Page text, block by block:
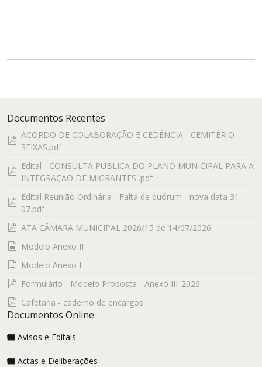
Documentos Recentes
pdf
ACORDO DE COLABORAÇÃO E CEDÊNCIA - CEMITÉRIO
SEIXAS.pdf
pdf
Edital - CONSULTA PÚBLICA DO PLANO MUNICIPAL PARA A
INTEGRAÇÃO DE MIGRANTES .pdf
pdf
Edital Reunião Ordinária - Falta de quórum - nova data 31-
07.pdf
pdf
ATA CÂMARA MUNICIPAL 2026/15 de 14/07/2026
documento
Modelo Anexo II
documento
Modelo Anexo I
pdf
Formulário - Modelo Proposta - Anexo III_2026
pdf
Cafetaria - caderno de encargos
Documentos Online
Avisos e Editais
Actas e Deliberações